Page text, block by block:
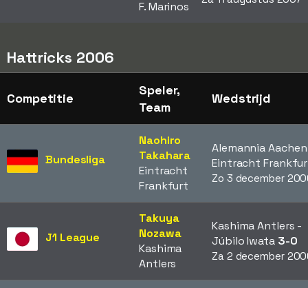
F. Marinos
Hattricks 2006
Competitie
Speler,
Team
Wedstrijd
Bundesliga
Naohiro
Takahara
Eintracht
Frankfurt
Alemannia
Eintracht
Zo 3 december
J1 League
Takuya
Nozawa
Kashima
Antlers
Kashima Antlers -
Júbilo Iwata 3-0
Za 2 december